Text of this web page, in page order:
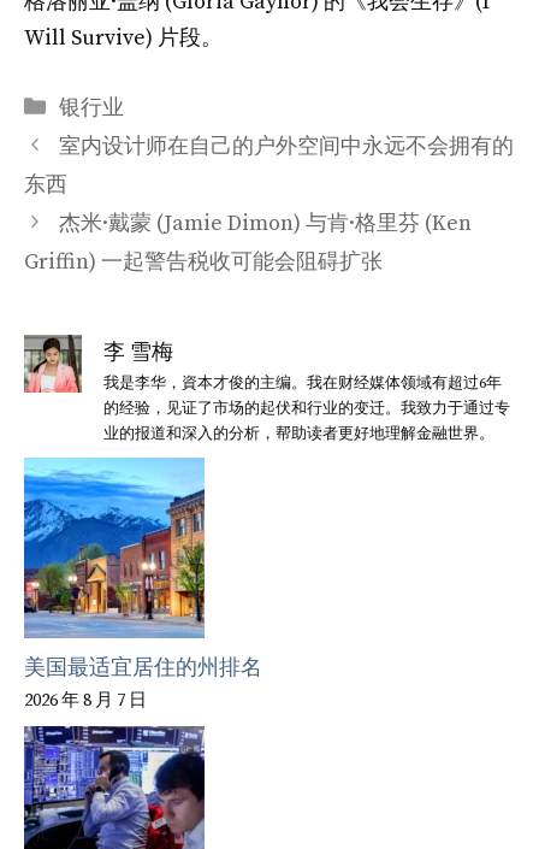
Will Survive) 片段。
分
类
银行业
室内设计师在自己的户外空间中永远不会拥有的
东西
杰米·戴蒙 (Jamie Dimon) 与肯·格里芬 (Ken
Griffin) 一起警告税收可能会阻碍扩张
李 雪梅
我是李华，資本才俊的主编。我在财经媒体领域有超过6年
的经验，见证了市场的起伏和行业的变迁。我致力于通过专
业的报道和深入的分析，帮助读者更好地理解金融世界。
美国最适宜居住的州排名
2026 年 8 月 7 日